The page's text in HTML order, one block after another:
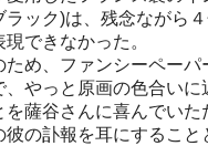
ラック)は、残念ながら
現できなかった。
ため、ファンシーペー
、やっと原画の色合い
を薩谷さんに喜んでい
彼の訃報を耳にすること